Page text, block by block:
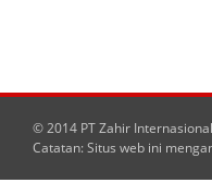
© 2014 PT Zahir
Catatan: Situs web ini